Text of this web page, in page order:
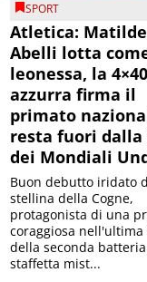
SPORT
Atletica: Matilde
Abelli lotta
leonessa, la
azzurra firma il
primato
resta fuori dalla
dei Mondiali
Buon debutto iridato
stellina della Cogne,
protagonista di una
coraggiosa
della seconda
staffetta mist...